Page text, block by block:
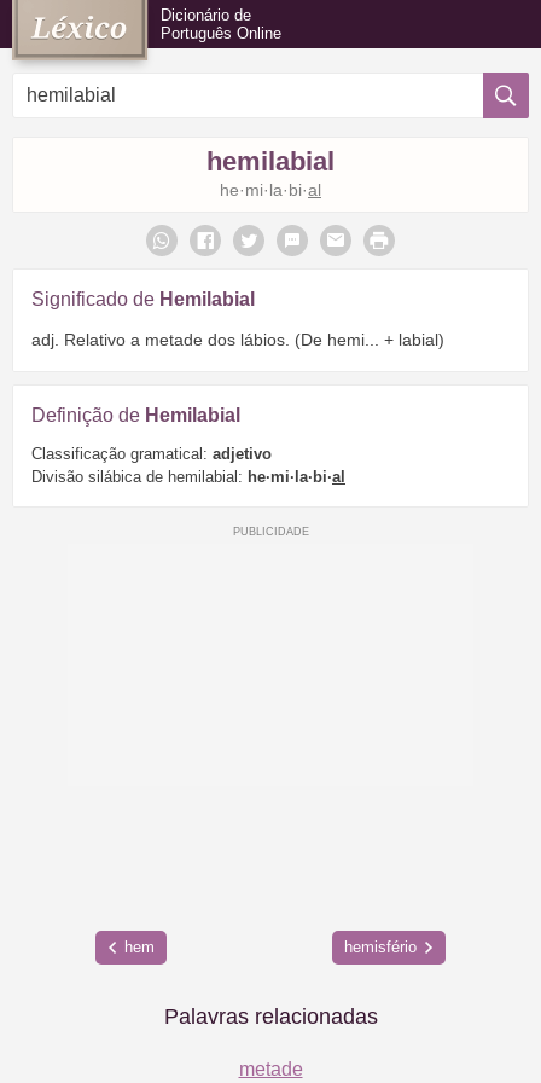
Dicionário de
Português Online
hemilabial
he·mi·la·bi·al
Significado de Hemilabial
adj. Relativo a metade dos lábios. (De hemi... + labial)
Definição de Hemilabial
Classificação gramatical: adjetivo
Divisão silábica de hemilabial: he·mi·la·bi·al
hem hemisfério
Palavras relacionadas
metade